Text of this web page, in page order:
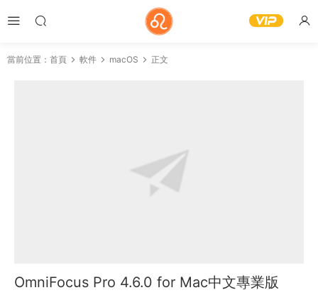
當前位置： 首頁 軟件 macOS 正文
OmniFocus Pro 4.6.0 for Mac中文專業版